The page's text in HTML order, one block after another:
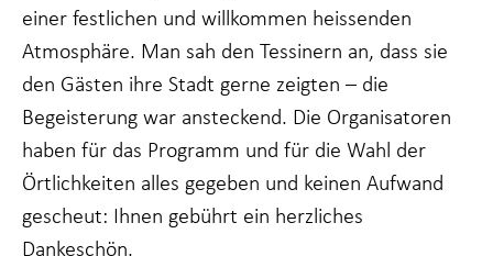
einer festlichen und willkommen heissenden
Atmosphäre. Man sah den Tessinern an, dass sie
den Gästen ihre Stadt gerne zeigten – die
Begeisterung war ansteckend. Die Organisatoren
haben für das Programm und für die Wahl der
Örtlichkeiten alles gegeben und keinen Aufwand
gescheut: Ihnen gebührt ein herzliches
Dankeschön.
die Website
genutzt wird.
Erfahrung
Damit unsere
Website bei
Ihrem Besuch
möglich
funktioniert.